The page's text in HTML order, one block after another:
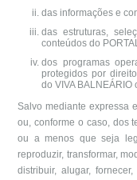
das informações e
das estruturas,
conteúdos do
dos programas
protegidos por
do VIVA BALNEÁRIO
Salvo mediante expressa
ou, conforme o caso, dos
ou a menos que seja
reproduzir, transformar,
distribuir, alugar,